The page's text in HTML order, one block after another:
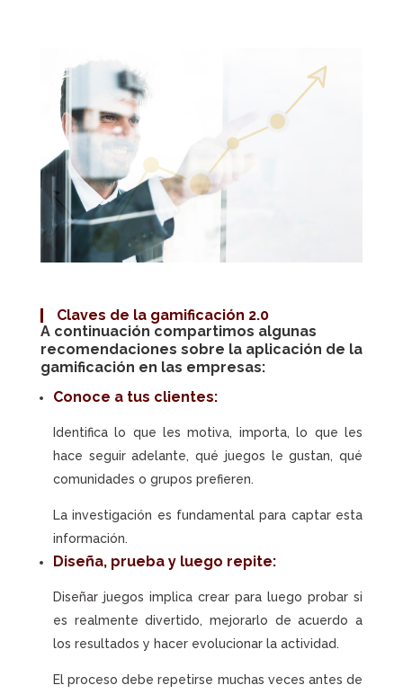
Claves de la gamificación 2.0
A continuación compartimos algunas
recomendaciones sobre la aplicación de la
gamificación en las empresas:
Conoce a tus clientes:
Identifica lo que les motiva, importa, lo que les
hace seguir adelante, qué juegos le gustan, qué
comunidades o grupos prefieren.
La investigación es fundamental para captar esta
información.
Diseña, prueba y luego repite:
Diseñar juegos implica crear para luego probar si
es realmente divertido, mejorarlo de acuerdo a
los resultados y hacer evolucionar la actividad.
El proceso debe repetirse muchas veces antes de